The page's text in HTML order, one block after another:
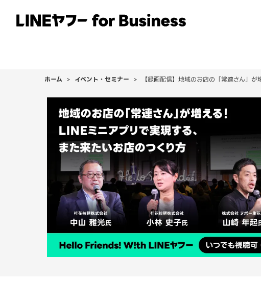
サービス 事例 イベント・セミナー
ホーム イベント・セミナー 【録画配信】地域のお店の「常連さん」